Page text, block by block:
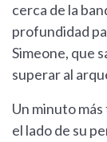
cerca de la
profundidad
Simeone, que
superar al
Un minuto
el lado de su